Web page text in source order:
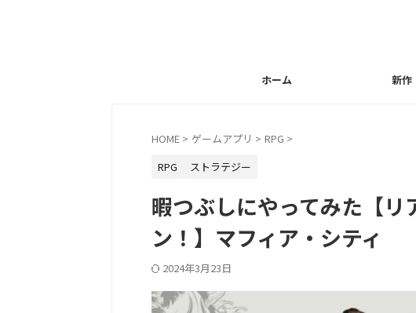
ホーム 新作
HOME > ゲームアプリ > RPG >
RPG
ストラテジー
暇つぶしにやってみた【リ
ン！】マフィア・シティ
2024年3月23日